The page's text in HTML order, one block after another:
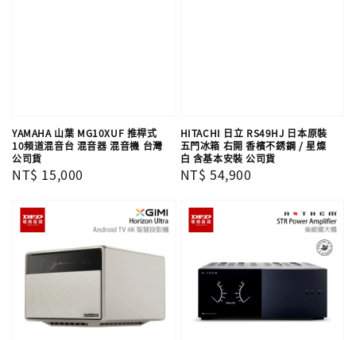
YAMAHA 山葉 MG10XUF 推桿式
10頻道混音台 混音器 混音機 台灣
公司貨
Regular
NT$ 15,000
HITACHI 日立 RS49HJ 日本原裝
五門冰箱 右開 香檳不銹鋼 / 星燦
白 含基本安裝 公司貨
Regular
NT$ 54,900